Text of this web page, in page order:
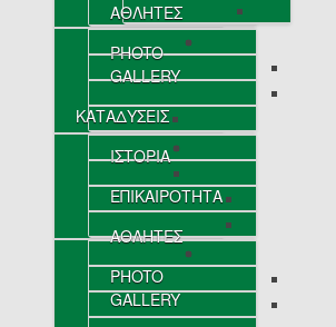
ΑΘΛΗΤΕΣ
PHOTO
GALLERY
ΚΑΤΑΔΥΣΕΙΣ
ΙΣΤΟΡΙΑ
ΕΠΙΚΑΙΡΟΤΗΤΑ
ΑΘΛΗΤΕΣ
PHOTO
GALLERY